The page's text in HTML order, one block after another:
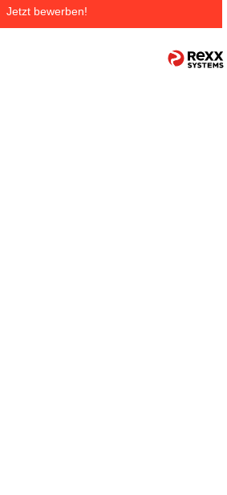
Jetzt bewerben!